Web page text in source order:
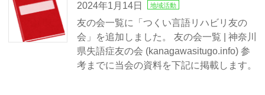
2024年1月14日
地域活動
友の会一覧に「つくい言語リハビリ友の
会」を追加しました。 友の会一覧 | 神奈川
県失語症友の会 (kanagawasitugo.info) 参
考までに当会の資料を下記に掲載します。